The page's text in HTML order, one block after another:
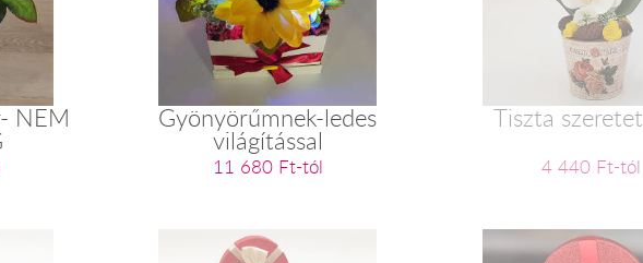
NEM Gyönyörűmnek-ledes
világítással
11 680 Ft-tól
Tiszta
4 440 Ft-tól